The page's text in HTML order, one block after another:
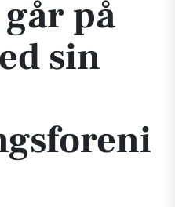
på
sin